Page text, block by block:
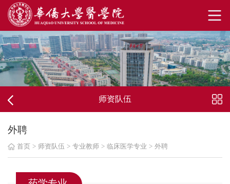
师资队伍
外聘
首页 > 师资队伍 > 专业教师 > 临床医学专业 > 外聘